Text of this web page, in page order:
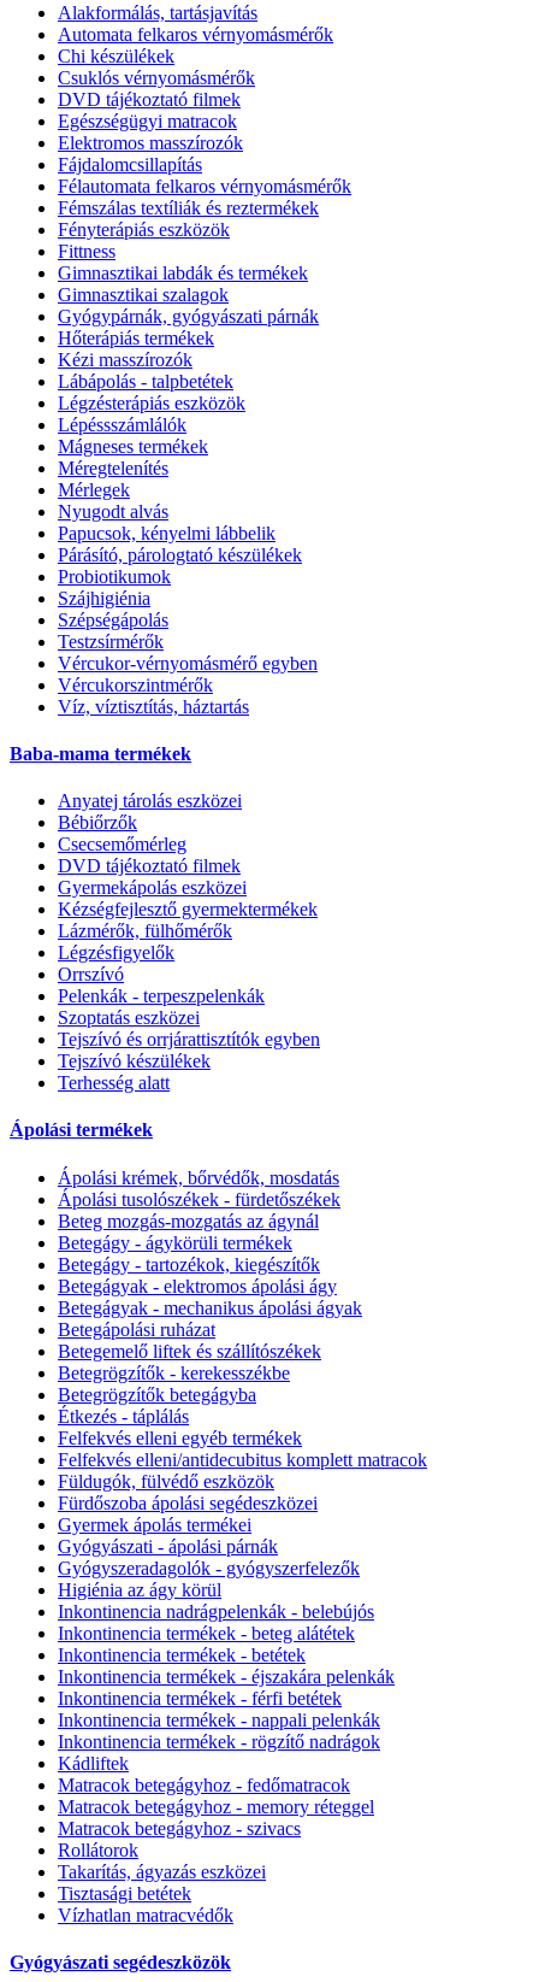
Alakformálás, tartásjavítás
Automata felkaros vérnyomásmérők
Chi készülékek
Csuklós vérnyomásmérők
DVD tájékoztató filmek
Egészségügyi matracok
Elektromos masszírozók
Fájdalomcsillapítás
Félautomata felkaros vérnyomásmérők
Fémszálas textíliák és reztermékek
Fényterápiás eszközök
Fittness
Gimnasztikai labdák és termékek
Gimnasztikai szalagok
Gyógypárnák, gyógyászati párnák
Hőterápiás termékek
Kézi masszírozók
Lábápolás - talpbetétek
Légzésterápiás eszközök
Lépéssszámlálók
Mágneses termékek
Méregtelenítés
Mérlegek
Nyugodt alvás
Papucsok, kényelmi lábbelik
Párásító, párologtató készülékek
Probiotikumok
Szájhigiénia
Szépségápolás
Testzsírmérők
Vércukor-vérnyomásmérő egyben
Vércukorszintmérők
Víz, víztisztítás, háztartás
Baba-mama termékek
Anyatej tárolás eszközei
Bébiőrzők
Csecsemőmérleg
DVD tájékoztató filmek
Gyermekápolás eszközei
Kézségfejlesztő gyermektermékek
Lázmérők, fülhőmérők
Légzésfigyelők
Orrszívó
Pelenkák - terpeszpelenkák
Szoptatás eszközei
Tejszívó és orrjárattisztítók egyben
Tejszívó készülékek
Terhesség alatt
Ápolási termékek
Ápolási krémek, bőrvédők, mosdatás
Ápolási tusolószékek - fürdetőszékek
Beteg mozgás-mozgatás az ágynál
Betegágy - ágykörüli termékek
Betegágy - tartozékok, kiegészítők
Betegágyak - elektromos ápolási ágy
Betegágyak - mechanikus ápolási ágyak
Betegápolási ruházat
Betegemelő liftek és szállítószékek
Betegrögzítők - kerekesszékbe
Betegrögzítők betegágyba
Étkezés - táplálás
Felfekvés elleni egyéb termékek
Felfekvés elleni/antidecubitus komplett matracok
Füldugók, fülvédő eszközök
Fürdőszoba ápolási segédeszközei
Gyermek ápolás termékei
Gyógyászati - ápolási párnák
Gyógyszeradagolók - gyógyszerfelezők
Higiénia az ágy körül
Inkontinencia nadrágpelenkák - belebújós
Inkontinencia termékek - beteg alátétek
Inkontinencia termékek - betétek
Inkontinencia termékek - éjszakára pelenkák
Inkontinencia termékek - férfi betétek
Inkontinencia termékek - nappali pelenkák
Inkontinencia termékek - rögzítő nadrágok
Kádliftek
Matracok betegágyhoz - fedőmatracok
Matracok betegágyhoz - memory réteggel
Matracok betegágyhoz - szivacs
Rollátorok
Takarítás, ágyazás eszközei
Tisztasági betétek
Vízhatlan matracvédők
Gyógyászati segédeszközök